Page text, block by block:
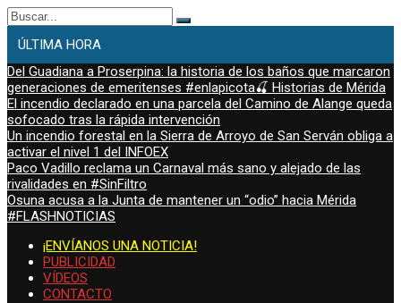
Buscar:
ÚLTIMA HORA
Del Guadiana a Proserpina: la historia de los baños que marcaron
generaciones de emeritenses #enlapicota🍒 Historias de Mérida
El incendio declarado en una parcela del Camino de Alange queda
sofocado tras la rápida intervención
Un incendio forestal en la Sierra de Arroyo de San Serván obliga a
activar el nivel 1 del INFOEX
Paco Vadillo reclama un Carnaval más sano y alejado de las
rivalidades en #SinFiltro
Osuna acusa a la Junta de mantener un “odio” hacia Mérida
#FLASHNOTICIAS
¡ENVÍANOS UNA NOTICIA!
PUBLICIDAD
VÍDEOS
CONTACTO